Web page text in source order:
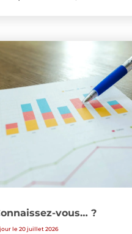
vous… ?
le 20 juillet 2026